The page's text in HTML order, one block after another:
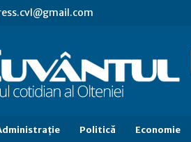
Politică Economie